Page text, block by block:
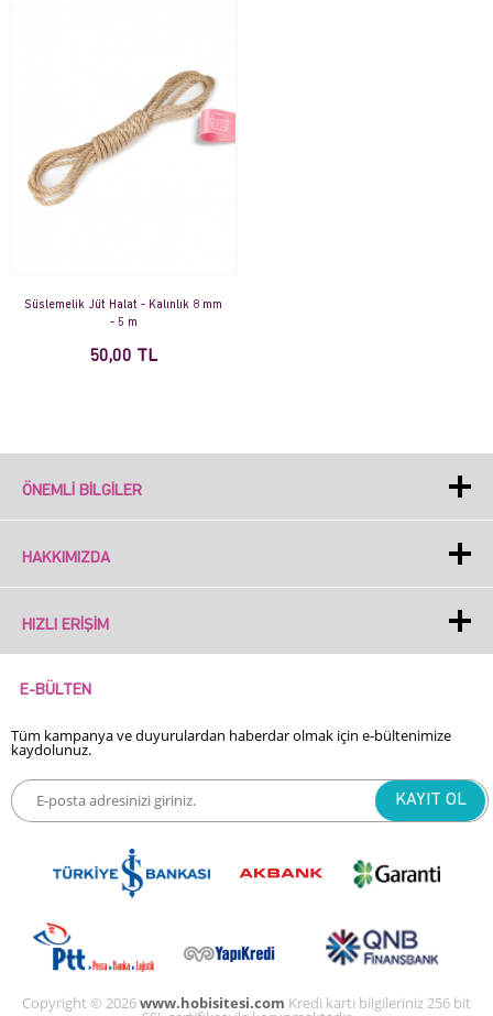
Süslemelik Jüt Halat - Kalınlık 8 mm
- 5 m
50,00 TL
ÖNEMLI BILGILER
HAKKIMIZDA
HIZLI ERIŞIM
E-BÜLTEN
Tüm kampanya ve duyurulardan haberdar olmak için e-bültenimize
kaydolunuz.
Copyright © 2026www.hobisitesi.com Kredi kartı bilgileriniz 256 bit